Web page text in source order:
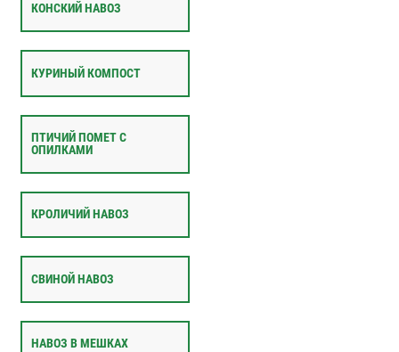
КОНСКИЙ НАВОЗ
КУРИНЫЙ КОМПОСТ
ПТИЧИЙ ПОМЕТ С
ОПИЛКАМИ
КРОЛИЧИЙ НАВОЗ
СВИНОЙ НАВОЗ
НАВОЗ В МЕШКАХ